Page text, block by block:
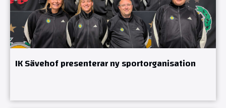
IK Sävehof presenterar ny sportorganisation